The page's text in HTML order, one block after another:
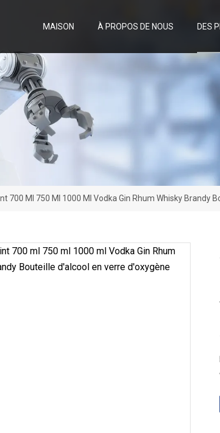
MAISON À PROPOS DE NOUS DES
700 Ml 750 Ml 1000 Ml Vodka Gin Rhum Whisky Brandy